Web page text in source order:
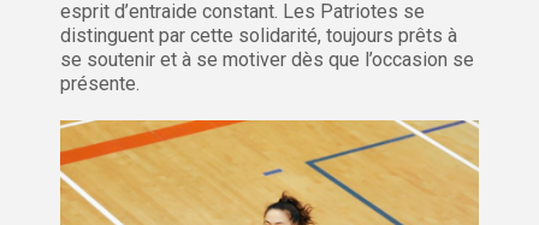
esprit d’entraide constant. Les Patriotes se
distinguent par cette solidarité, toujours prêts à
se soutenir et à se motiver dès que l’occasion se
présente.